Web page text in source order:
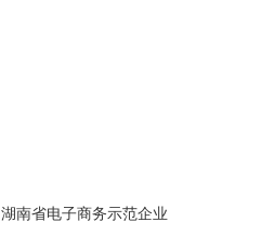
湖南省电子商务示范企业